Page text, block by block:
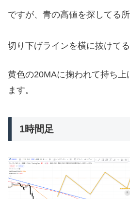
ですが、青の高値を探してる所
切り下げラインを横に抜けて
黄色の20MAに掬われて持ち上
ます。
1時間足